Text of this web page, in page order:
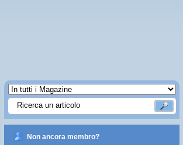
Non ancora membro?